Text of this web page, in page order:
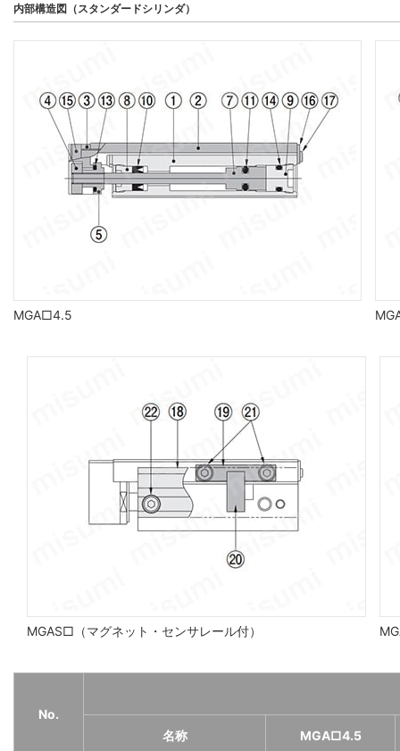
内部構造図（スタンダードシリンダ）
MGA□4.5
MGAS□（マグネット・センサレール付）
No.
名称
MGA□4.5